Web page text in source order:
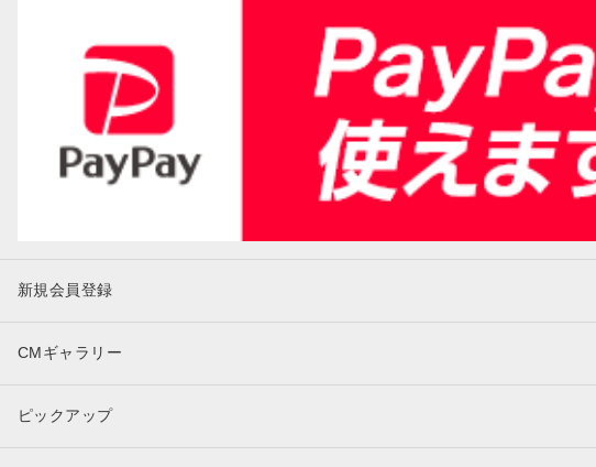
新規会員登録
CMギャラリー
ピックアップ